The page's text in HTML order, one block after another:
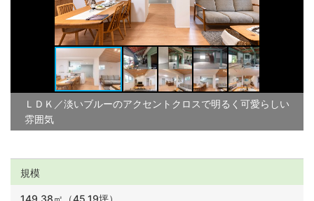
ＬＤＫ／淡いブルーのアクセントクロスで明るく可愛らしい
雰囲気
規模